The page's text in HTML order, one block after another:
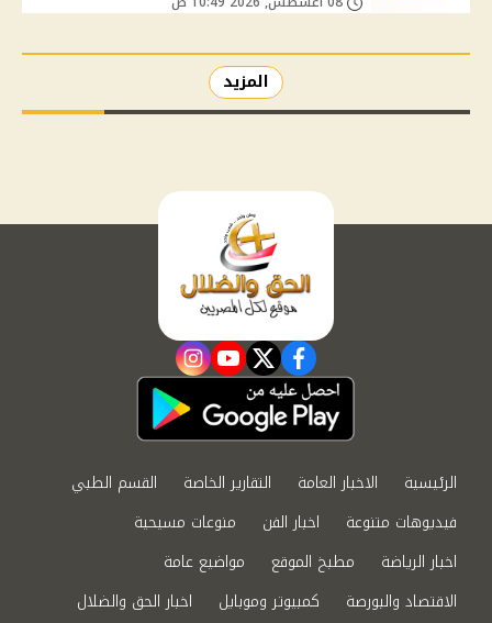
المزيد
facebook
twitter
youtube
instagram
الرئيسية الاخبار العامة التقارير الخاصة
القسم الطبي
فيديوهات متنوعة
اخبار الفن
منوعات مسيحية
اخبار الرياضة
مطبخ الموقع
مواضيع عامة
الاقتصاد والبورصة
كمبيوتر وموبايل اخبار الحق والضلال